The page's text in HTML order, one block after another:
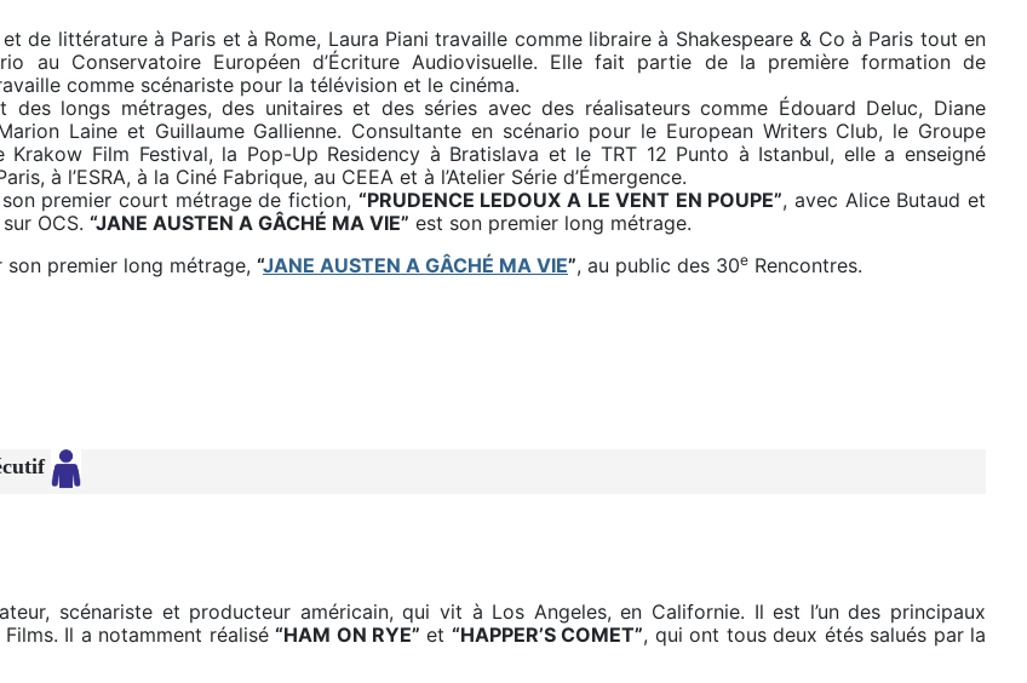
de littérature à Paris et à Rome, Laura Piani travaille comme libraire à Shakespeare & Co à Paris tout en
au Conservatoire Européen d’Écriture Audiovisuelle. Elle fait partie de la première formation de
comme scénariste pour la télévision et le cinéma.
des longs métrages, des unitaires et des séries avec des réalisateurs comme Édouard Deluc, Diane
Laine et Guillaume Gallienne. Consultante en scénario pour le European Writers Club, le Groupe
Krakow Film Festival, la Pop-Up Residency à Bratislava et le TRT 12 Punto à Istanbul, elle a enseigné
à l’ESRA, à la Ciné Fabrique, au CEEA et à l’Atelier Série d’Émergence.
premier court métrage de fiction, “PRUDENCE LEDOUX A LE VENT EN POUPE”, avec Alice Butaud et
OCS. “JANE AUSTEN A GÂCHÉ MA VIE” est son premier long métrage.
son premier long métrage, “JANE AUSTEN A GÂCHÉ MA VIE”, au public des 30e Rencontres.
scénariste et producteur américain, qui vit à Los Angeles, en Californie. Il est l’un des principaux
Il a notamment réalisé“HAM ON RYE” et “HAPPER’S COMET”, qui ont tous deux étés salués par la